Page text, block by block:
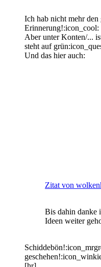
Ich hab nicht mehr den
Erinnerung!:icon_cool:
Aber unter Konten/...
steht auf
Und das hier auch:
Zitat von
Bis dahin danke
Ideen weiter